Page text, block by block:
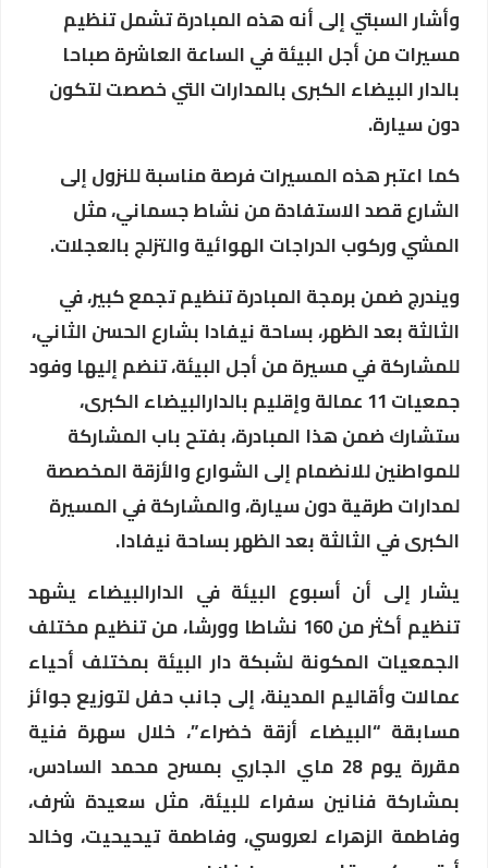
وأشار السبتي إلى أنه هذه المبادرة تشمل تنظيم
مسيرات من أجل البيئة في الساعة العاشرة صباحا
بالدار البيضاء الكبرى بالمدارات التي خصصت لتكون
دون سيارة.
كما اعتبر هذه المسيرات فرصة مناسبة للنزول إلى
الشارع قصد الاستفادة من نشاط جسماني، مثل
المشي وركوب الدراجات الهوائية والتزلج بالعجلات.
ويندرج ضمن برمجة المبادرة تنظيم تجمع كبير، في
الثالثة بعد الظهر، بساحة نيفادا بشارع الحسن الثاني،
للمشاركة في مسيرة من أجل البيئة، تنضم إليها وفود
جمعيات 11 عمالة وإقليم بالدارالبيضاء الكبرى،
ستشارك ضمن هذا المبادرة، بفتح باب المشاركة
للمواطنين للانضمام إلى الشوارع والأزقة المخصصة
لمدارات طرقية دون سيارة، والمشاركة في المسيرة
الكبرى في الثالثة بعد الظهر بساحة نيفادا.
يشار إلى أن أسبوع البيئة في الدارالبيضاء يشهد
تنظيم أكثر من 160 نشاطا وورشا، من تنظيم مختلف
الجمعيات المكونة لشبكة دار البيئة بمختلف أحياء
عمالات وأقاليم المدينة، إلى جانب حفل لتوزيع جوائز
مسابقة “البيضاء أزقة خضراء”، خلال سهرة فنية
مقررة يوم 28 ماي الجاري بمسرح محمد السادس،
بمشاركة فنانين سفراء للبيئة، مثل سعيدة شرف،
وفاطمة الزهراء لعروسي، وفاطمة تيحيحيت، وخالد